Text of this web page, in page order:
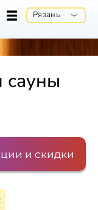
Рязань
сауны
и скидки